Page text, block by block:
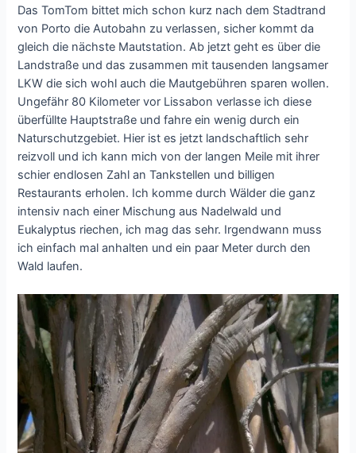
Das TomTom bittet mich schon kurz nach dem Stadtrand
von Porto die Autobahn zu verlassen, sicher kommt da
gleich die nächste Mautstation. Ab jetzt geht es über die
Landstraße und das zusammen mit tausenden langsamer
LKW die sich wohl auch die Mautgebühren sparen wollen.
Ungefähr 80 Kilometer vor Lissabon verlasse ich diese
überfüllte Hauptstraße und fahre ein wenig durch ein
Naturschutzgebiet. Hier ist es jetzt landschaftlich sehr
reizvoll und ich kann mich von der langen Meile mit ihrer
schier endlosen Zahl an Tankstellen und billigen
Restaurants erholen. Ich komme durch Wälder die ganz
intensiv nach einer Mischung aus Nadelwald und
Eukalyptus riechen, ich mag das sehr. Irgendwann muss
ich einfach mal anhalten und ein paar Meter durch den
Wald laufen.